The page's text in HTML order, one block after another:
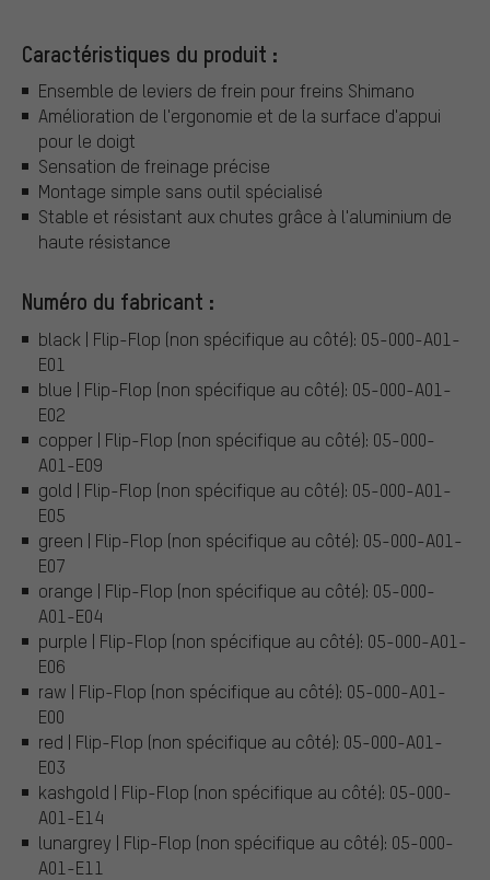
Caractéristiques du produit :
Ensemble de leviers de frein pour freins Shimano
Amélioration de l'ergonomie et de la surface d'appui
pour le doigt
Sensation de freinage précise
Montage simple sans outil spécialisé
Stable et résistant aux chutes grâce à l'aluminium de
haute résistance
Numéro du fabricant :
black | Flip-Flop (non spécifique au côté): 05-000-A01-
E01
blue | Flip-Flop (non spécifique au côté): 05-000-A01-
E02
copper | Flip-Flop (non spécifique au côté): 05-000-
A01-E09
gold | Flip-Flop (non spécifique au côté): 05-000-A01-
E05
green | Flip-Flop (non spécifique au côté): 05-000-A01-
E07
orange | Flip-Flop (non spécifique au côté): 05-000-
A01-E04
purple | Flip-Flop (non spécifique au côté): 05-000-A01-
E06
raw | Flip-Flop (non spécifique au côté): 05-000-A01-
E00
red | Flip-Flop (non spécifique au côté): 05-000-A01-
E03
kashgold | Flip-Flop (non spécifique au côté): 05-000-
A01-E14
lunargrey | Flip-Flop (non spécifique au côté): 05-000-
A01-E11